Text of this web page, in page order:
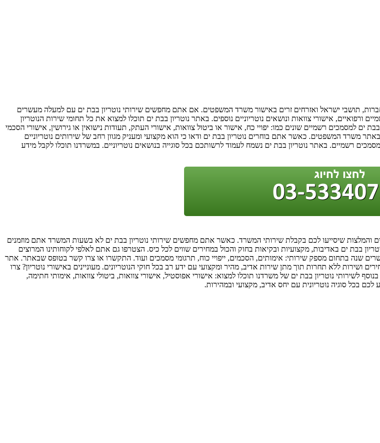
תושבי ישראל ואזרחים זרים באישור משרד המשפטים. אם אתם מחפשים שירותי נוטריון בבת ים עם למעלה מעשרים
ורפואיים, אישורי צוואות ונושאים נוטריוניים נוספים. באתר נוטריון בבת ים תוכלו למצוא את כל תחומי שירות הנוטריון
ים למסמכים רשמיים שונים כמו: יפויי כח, אישור או ביטול צוואות, אישורי העתק, תעודות נישואין או גירושין, אישורי הסכמי
באתר משרד המשפטים. כאשר אתם בוחרים נוטריון בבת ים ודאו כי הוא מקצועי ומעניק מגוון רחב של שירותים נוטריוניים
רשמיים. באתר נוטריון בבת ים נשמח לעמוד לרשותכם בכל סוגייה בנושאים נוטריוניים. במשרדנו תוכלו לקבל מידע
והמלצות שיסייעו לכם בקבלת שירותי המשרד. כאשר אתם מחפשים שירותי נוטריון בבת ים לא בשעות המשרד אתם מוזמנים
בבת ים באדיבות, מקצועיות ובקיאות בחוק והכול במחירים שווים לכל כיס. הצטרפו גם אתם לאלפי לקוחותינו המרוצים
שנה בתחום מספק שירותי: אימותים, הסכמים, ייפויי כוח, תרגומי מסמכים ועוד. התקשרו או צרו קשר בטופס שבאתר. אתר
ושירות ללא תחרות תוך מתן שירות אדיב, מהיר ומקצועי עם ידע רב בכל חוקי הנוטריונים. מעוניינים באישורי נוטריון? צרו
לשירותי נוטריון בבת ים של משרדנו תוכלו למצוא: אישורי אפוסטיל, אישורי צוואות, ביטולי צוואות, אימותי חתימה,
בכל סוגיה נוטריונית עם יחס אדיב, מקצועי ובמהירות.